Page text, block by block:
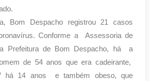
Bom Despacho registrou 21 casos
Conforme a Assessoria de
Prefeitura de Bom Despacho, há a
de 54 anos que era cadeirante,
há 14 anos e também obeso, que